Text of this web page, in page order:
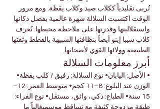
تُربى تقليدياً ككلاب صيد وكلاب يقظة. ومع مرور
الوقت اكتسبت السلالة شهرة عالمية بفضل ذكائها
واستقلاليتها وقدرتها على ملاحظة محيطها. تُعرف
كلاب شيبا إينو أيضاً بنظافتها الشبيهة بالقطط وثقتها
الطبيعية وولائها القوي لأصحابها.
أبرز معلومات السلالة
• الأصل: اليابان• نوع السلالة: رفيق / كلب يقظة•
الوزن عند البلوغ: 8–11 كجم• متوسط العمر: 12–
15 سنة• الطباع: ذكي، واثق، مستقل• نوع الفراء:
طبقة مزدوجة كثيفة مع تساقط موسميغالباً ما